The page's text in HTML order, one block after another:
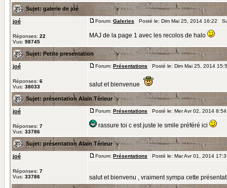
Sujet: galerie de joé
joé
Réponses: 22
Vus: 98745
Forum: Galeries Posté le: Dim Mai 25, 2014 16:22
MAJ de la page 1 avec les recolos de halo
Sujet: Petite presentation
joé
Réponses: 6
Vus: 38033
Forum: Présentations Posté le: Dim Mai 25, 2014
salut et bienvenue
Sujet: présentation Alain Térieur
joé
Réponses: 7
Vus: 33786
Forum: Présentations Posté le: Mer Avr 02, 2014
rassure toi c est juste le smile préféré ici
Sujet: présentation Alain Térieur
joé
Réponses: 7
Vus: 33786
Forum: Présentations Posté le: Mar Avr 01, 2014
salut et bienvenu , vraiment sympa cette